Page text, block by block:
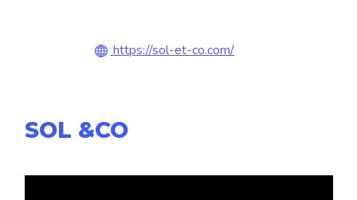
https://sol-et-co.com/
SOL &CO